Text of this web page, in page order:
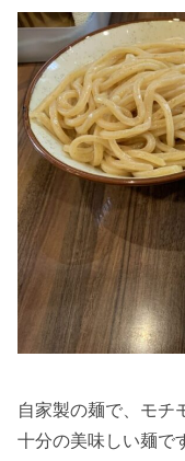
自家製の麺で、モチ
十分の美味しい麺で